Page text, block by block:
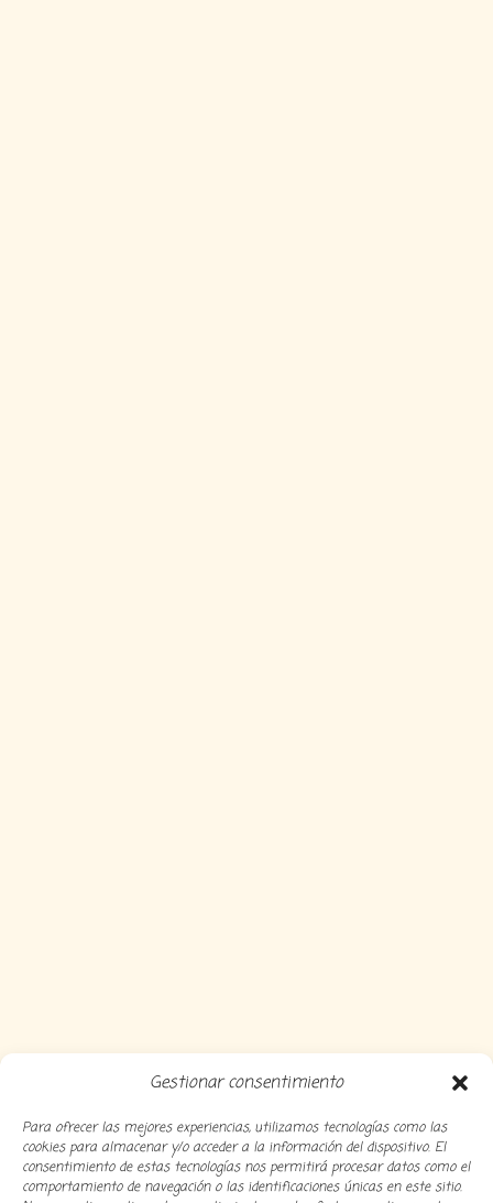
Gestionar consentimiento
Para ofrecer las mejores experiencias, utilizamos tecnologías como las
cookies para almacenar y/o acceder a la información del dispositivo. El
consentimiento de estas tecnologías nos permitirá procesar datos como el
comportamiento de navegación o las identificaciones únicas en este sitio.